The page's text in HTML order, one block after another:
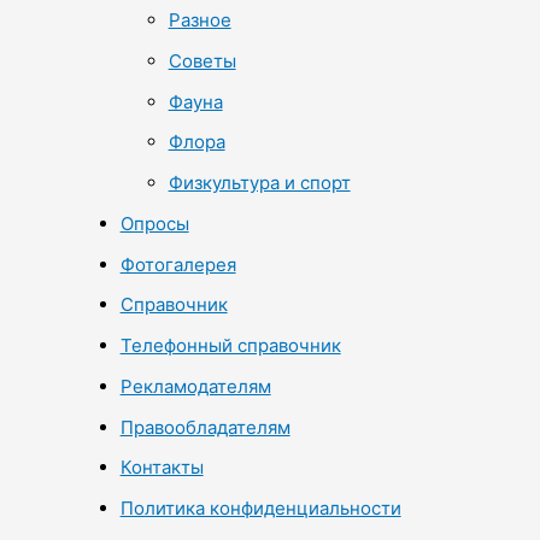
Разное
Советы
Фауна
Флора
Физкультура и спорт
Опросы
Фотогалерея
Справочник
Телефонный справочник
Рекламодателям
Правообладателям
Контакты
Политика конфиденциальности